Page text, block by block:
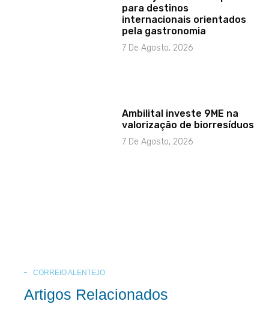
para destinos
internacionais orientados
pela gastronomia
7 De Agosto, 2026
Ambilital investe 9ME na
valorização de biorresíduos
7 De Agosto, 2026
CORREIO ALENTEJO
Artigos Relacionados